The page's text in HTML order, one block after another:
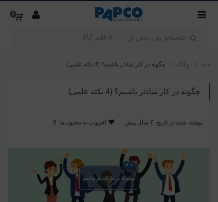
0
خانه > وبلاگ > چگونه در کار شادتر باشیم؟ (4 نکته علمی)
چگونه در کار شادتر باشیم؟ (4 نکته علمی)
نوشته شده در تاریخ 7 سال پیش افزودن به محبوب‌ها 0